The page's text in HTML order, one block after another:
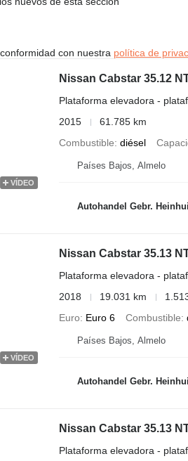
con nuestra política de
VÍDEO
Nissan Cabstar 35.12
Plataforma elevadora -
2015
61.785 km
Combustible diésel
Países Bajos, Almelo
Autohandel Gebr.
VÍDEO
Nissan Cabstar 35.13
Plataforma elevadora -
2018
19.031 km
Euro
Euro 6 Combustible
Países Bajos, Almelo
Autohandel Gebr.
Nissan Cabstar 35.13
Plataforma elevadora -